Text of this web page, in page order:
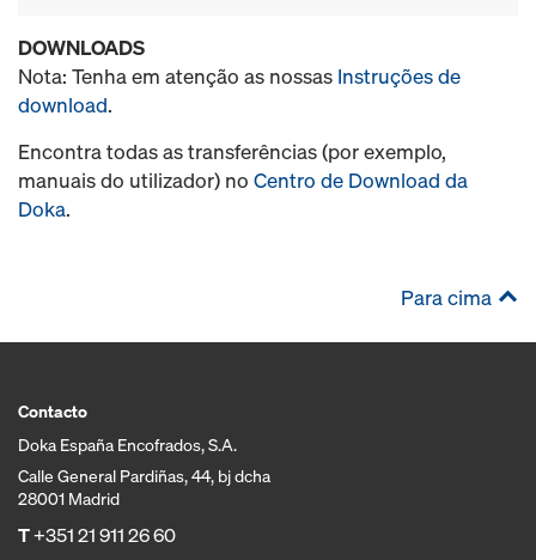
DOWNLOADS
Nota: Tenha em atenção as nossas Instruções de
download.
Encontra todas as transferências (por exemplo,
manuais do utilizador) no Centro de Download da
Doka.
Para cima
Contacto
Doka España Encofrados, S.A.
Calle General Pardiñas, 44, bj dcha
28001 Madrid
T+351 21 911 26 60